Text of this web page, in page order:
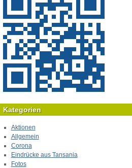
Kategorien
Aktionen
Allgemein
Corona
Eindrücke aus Tansania
Fotos